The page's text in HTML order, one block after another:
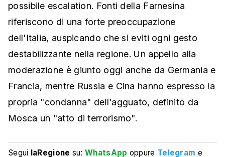
possibile escalation. Fonti della Farnesina
riferiscono di una forte preoccupazione
dell'Italia, auspicando che si eviti ogni gesto
destabilizzante nella regione. Un appello alla
moderazione è giunto oggi anche da Germania e
Francia, mentre Russia e Cina hanno espresso la
propria "condanna" dell'agguato, definito da
Mosca un "atto di terrorismo".
Segui laRegione su:WhatsApp oppure Telegram e